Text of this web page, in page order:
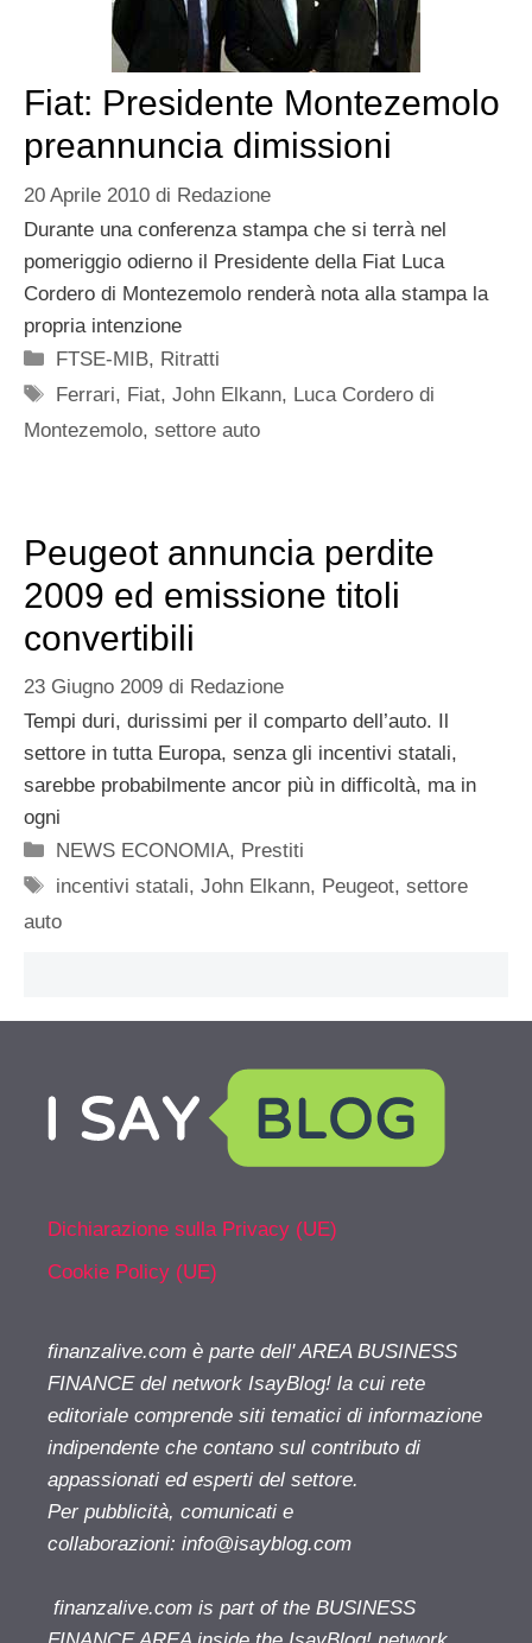
Fiat: Presidente Montezemolo
preannuncia dimissioni
20 Aprile 2010 di Redazione
Durante una conferenza stampa che si terrà nel
pomeriggio odierno il Presidente della Fiat Luca
Cordero di Montezemolo renderà nota alla stampa la
propria intenzione
Categorie
FTSE-MIB, Ritratti
Tag
Ferrari, Fiat,John Elkann, Luca Cordero di
Montezemolo, settore auto
Peugeot annuncia perdite
2009 ed emissione titoli
convertibili
23 Giugno 2009 di Redazione
Tempi duri, durissimi per il comparto dell’auto. Il
settore in tutta Europa, senza gli incentivi statali,
sarebbe probabilmente ancor più in difficoltà, ma in
ogni
Categorie
NEWS ECONOMIA, Prestiti
Tag
incentivi statali,John Elkann, Peugeot,settore
auto
Dichiarazione sulla Privacy (UE)
Cookie Policy (UE)
finanzalive.com è parte dell' AREA BUSINESS
FINANCE del network IsayBlog! la cui rete
editoriale comprende siti tematici di informazione
indipendente che contano sul contributo di
appassionati ed esperti del settore.
Per pubblicità, comunicati e
collaborazioni: info@isayblog.com
finanzalive.com is part of the BUSINESS